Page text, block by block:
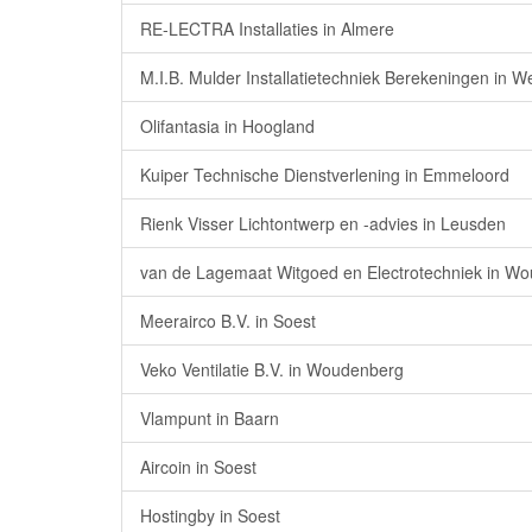
RE-LECTRA Installaties in Almere
M.I.B. Mulder Installatietechniek Berekeningen in
Olifantasia in Hoogland
Kuiper Technische Dienstverlening in Emmeloord
Rienk Visser Lichtontwerp en -advies in Leusden
van de Lagemaat Witgoed en Electrotechniek in
Meerairco B.V. in Soest
Veko Ventilatie B.V. in Woudenberg
Vlampunt in Baarn
Aircoin in Soest
Hostingby in Soest